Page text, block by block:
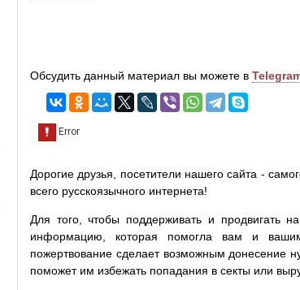
Обсудить данный материал вы можете в
Дорогие друзья, посетители нашего сайта -
всего русскоязычного интернета!
Для того, чтобы поддерживать и продвигать
информацию, которая помогла вам и
пожертвование сделает возможным донесение
поможет им избежать попадания в секты или